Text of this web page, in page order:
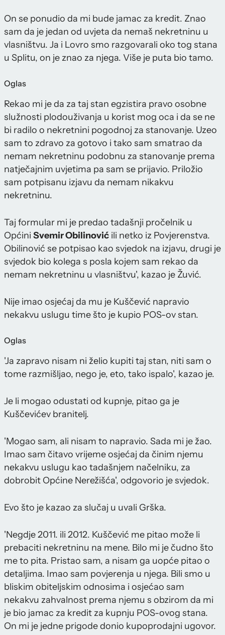
On se ponudio da mi bude jamac za kredit. Znao
sam da je jedan od uvjeta da nemaš nekretninu u
vlasništvu. Ja i Lovro smo razgovarali oko tog stana
u Splitu, on je znao za njega. Više je puta bio tamo.
Oglas
Rekao mi je da za taj stan egzistira pravo osobne
služnosti plodouživanja u korist mog oca i da se ne
bi radilo o nekretnini pogodnoj za stanovanje. Uzeo
sam to zdravo za gotovo i tako sam smatrao da
nemam nekretninu podobnu za stanovanje prema
natječajnim uvjetima pa sam se prijavio. Priložio
sam potpisanu izjavu da nemam nikakvu
nekretninu.
Taj formular mi je predao tadašnji pročelnik u
Općini Svemir Obilinović ili netko iz Povjerenstva.
Obilinović se potpisao kao svjedok na izjavu, drugi je
svjedok bio kolega s posla kojem sam rekao da
nemam nekretninu u vlasništvu', kazao je Žuvić.
Nije imao osjećaj da mu je Kuščević napravio
nekakvu uslugu time što je kupio POS-ov stan.
Oglas
'Ja zapravo nisam ni želio kupiti taj stan, niti sam o
tome razmišljao, nego je, eto, tako ispalo', kazao je.
Je li mogao odustati od kupnje, pitao ga je
Kuščevićev branitelj.
'Mogao sam, ali nisam to napravio. Sada mi je žao.
Imao sam čitavo vrijeme osjećaj da činim njemu
nekakvu uslugu kao tadašnjem načelniku, za
dobrobit Općine Nerežišća', odgovorio je svjedok.
Evo što je kazao za slučaj u uvali Grška.
'Negdje 2011. ili 2012. Kuščević me pitao može li
prebaciti nekretninu na mene. Bilo mi je čudno što
me to pita. Pristao sam, a nisam ga uopće pitao o
detaljima. Imao sam povjerenja u njega. Bili smo u
bliskim obiteljskim odnosima i osjećao sam
nekakvu zahvalnost prema njemu s obzirom da mi
je bio jamac za kredit za kupnju POS-ovog stana.
On mi je jedne prigode donio kupoprodajni ugovor.